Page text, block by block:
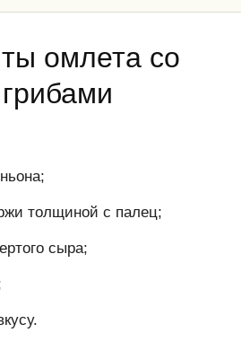
омлета со
толщиной с палец;
сыра;